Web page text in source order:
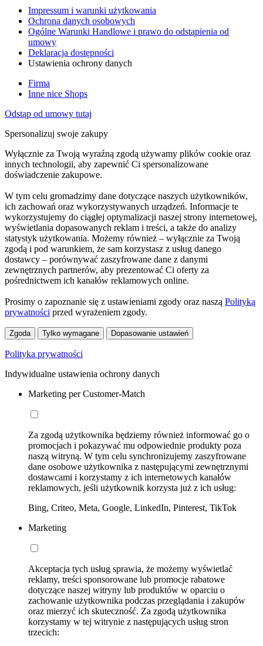
Impressum i warunki użytkowania
Ochrona danych osobowych
Ogólne Warunki Handlowe i prawo do odstąpienia od
umowy
Deklaracja dostępności
Ustawienia ochrony danych
Firma
Inne nice Shops
Odstąp od umowy tutaj
Spersonalizuj swoje zakupy
Wyłącznie za Twoją wyraźną zgodą używamy plików cookie oraz
innych technologii, aby zapewnić Ci spersonalizowane
doświadczenie zakupowe.
W tym celu gromadzimy dane dotyczące naszych użytkowników,
ich zachowań oraz wykorzystywanych urządzeń. Informacje te
wykorzystujemy do ciągłej optymalizacji naszej strony internetowej,
wyświetlania dopasowanych reklam i treści, a także do analizy
statystyk użytkowania. Możemy również – wyłącznie za Twoją
zgodą i pod warunkiem, że sam korzystasz z usług danego
dostawcy – porównywać zaszyfrowane dane z danymi
zewnętrznych partnerów, aby prezentować Ci oferty za
pośrednictwem ich kanałów reklamowych online.
Prosimy o zapoznanie się z ustawieniami zgody oraz naszą Polityką
prywatności przed wyrażeniem zgody.
Zgoda Tylko wymagane Dopasowanie ustawień
Polityka prywatności
Indywidualne ustawienia ochrony danych
Marketing per Customer-Match
Za zgodą użytkownika będziemy również informować go o
promocjach i pokazywać mu odpowiednie produkty poza
naszą witryną. W tym celu synchronizujemy zaszyfrowane
dane osobowe użytkownika z następującymi zewnętrznymi
dostawcami i korzystamy z ich internetowych kanałów
reklamowych, jeśli użytkownik korzysta już z ich usług:
Bing, Criteo, Meta, Google, LinkedIn, Pinterest, TikTok
Marketing
Akceptacja tych usług sprawia, że możemy wyświetlać
reklamy, treści sponsorowane lub promocje rabatowe
dotyczące naszej witryny lub produktów w oparciu o
zachowanie użytkownika podczas przeglądania i zakupów
oraz mierzyć ich skuteczność. Za zgodą użytkownika
korzystamy w tej witrynie z następujących usług stron
trzecich: